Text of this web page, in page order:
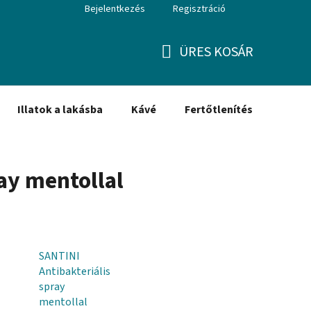
Bejelentkezés Regisztráció
ÜRES KOSÁR
Illatok a lakásba Kávé Fertőtlenítés
mentollal
SANTINI
Antibakteriális
spray
mentollal